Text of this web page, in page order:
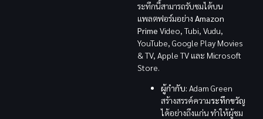
ระทึกนี้สามารถรับชมได้บน
แพลตฟอร์มอย่าง Amazon
Prime Video, Tubi, Vudu,
YouTube, Google Play Movies
& TV, Apple TV และ Microsoft
Store.
ผู้กำกับ: Adam Green
สร้างสรรค์ความระทึกขวัญ
ได้อย่างถึงแก่น ทำให้ผู้ชม